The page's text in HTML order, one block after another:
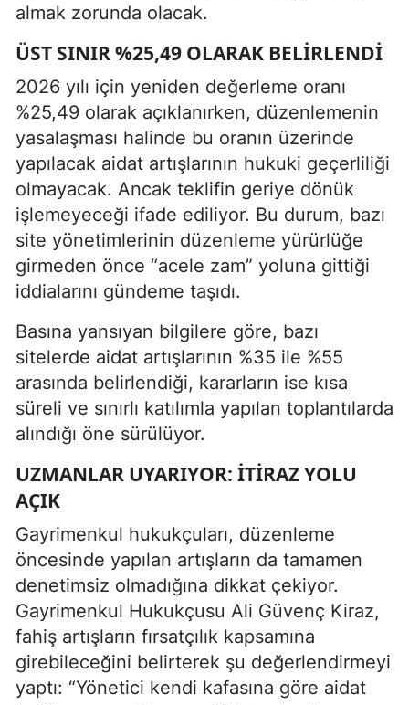
almak zorunda olacak.
ÜST SINIR %25,49 OLARAK BELIRLENDI
2026 yılı için yeniden değerleme oranı
%25,49 olarak açıklanırken, düzenlemenin
yasalaşması halinde bu oranın üzerinde
yapılacak aidat artışlarının hukuki geçerliliği
olmayacak. Ancak teklifin geriye dönük
işlemeyeceği ifade ediliyor. Bu durum, bazı
site yönetimlerinin düzenleme yürürlüğe
girmeden önce “acele zam” yoluna gittiği
iddialarını gündeme taşıdı.
Basına yansıyan bilgilere göre, bazı
sitelerde aidat artışlarının %35 ile %55
arasında belirlendiği, kararların ise kısa
süreli ve sınırlı katılımla yapılan toplantılarda
alındığı öne sürülüyor.
UZMANLAR UYARIYOR: İTIRAZ YOLU
AÇIK
Gayrimenkul hukukçuları, düzenleme
öncesinde yapılan artışların da tamamen
denetimsiz olmadığına dikkat çekiyor.
Gayrimenkul Hukukçusu Ali Güvenç Kiraz,
fahiş artışların fırsatçılık kapsamına
girebileceğini belirterek şu değerlendirmeyi
yaptı: “Yönetici kendi kafasına göre aidat